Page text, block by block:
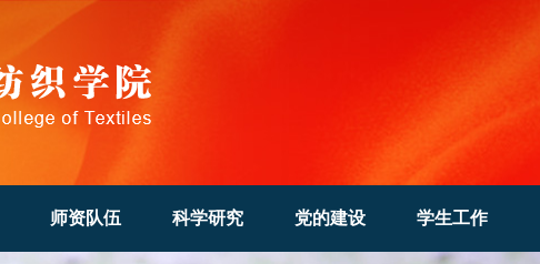
师资队伍 科学研究 党的建设 学生工作